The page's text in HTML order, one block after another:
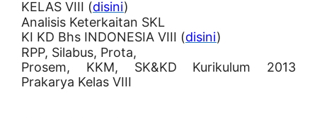
KELAS VIII (disini)
Analisis Keterkaitan SKL
KI KD Bhs INDONESIA VIII (disini)
RPP, Silabus, Prota,
Prosem, KKM, SK&KD Kurikulum 2013
Prakarya Kelas VIII